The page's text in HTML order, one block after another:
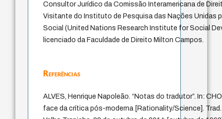
Consultor Jurídico da Comissão Interamericana de
Visitante do Instituto de Pesquisa das Nações Unidas
Social (United Nations Research Institute for Social
licenciado da Faculdade de Direito Milton Campos.
Referências
ALVES, Henrique Napoleão. “Notas do tradutor”. In:
face da crítica pós-moderna [Rationality/Science].